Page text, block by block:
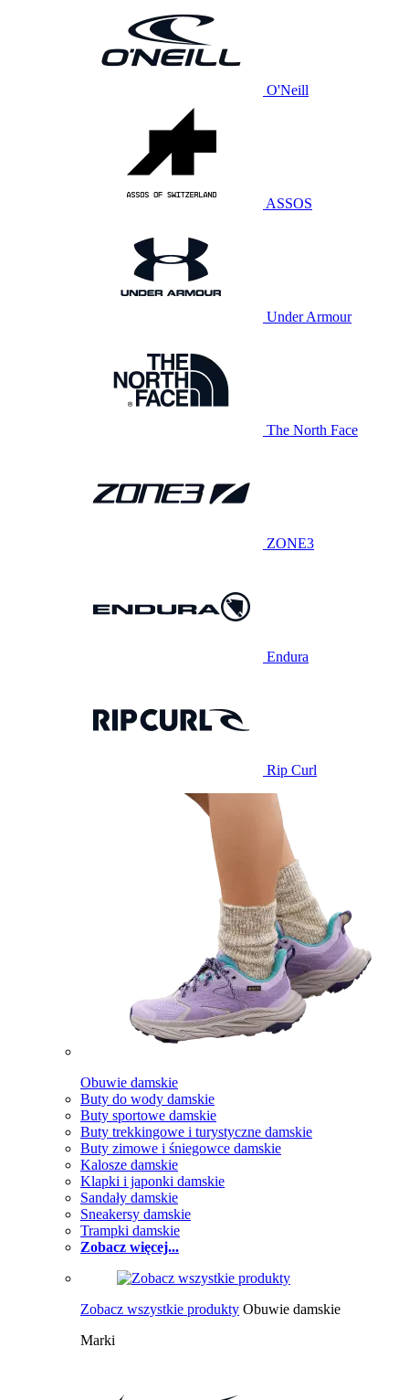
O'Neill
ASSOS
Under Armour
The North Face
ZONE3
Endura
Rip Curl
Obuwie damskie
Buty do wody damskie
Buty sportowe damskie
Buty trekkingowe i turystyczne damskie
Buty zimowe i śniegowce damskie
Kalosze damskie
Klapki i japonki damskie
Sandały damskie
Sneakersy damskie
Trampki damskie
Zobacz więcej...
Zobacz wszystkie produkty Obuwie damskie
Marki